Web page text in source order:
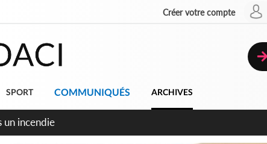
Créer votre compte
SPORT COMMUNIQUÉS ARCHIVES
transformée en vaste campagne contre les produits